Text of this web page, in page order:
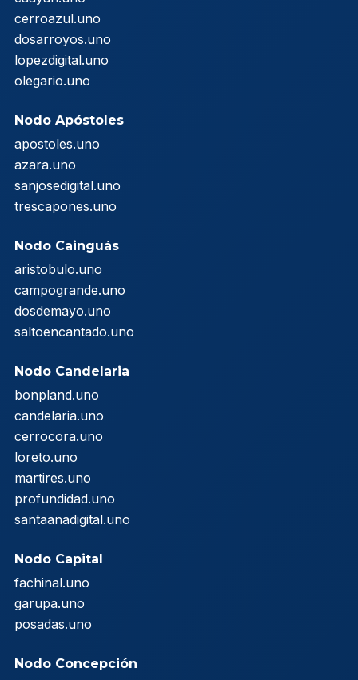
cerroazul.uno
dosarroyos.uno
lopezdigital.uno
olegario.uno
Nodo Apóstoles
apostoles.uno
azara.uno
sanjosedigital.uno
trescapones.uno
Nodo Cainguás
aristobulo.uno
campogrande.uno
dosdemayo.uno
saltoencantado.uno
Nodo Candelaria
bonpland.uno
candelaria.uno
cerrocora.uno
loreto.uno
martires.uno
profundidad.uno
santaanadigital.uno
Nodo Capital
fachinal.uno
garupa.uno
posadas.uno
Nodo Concepción